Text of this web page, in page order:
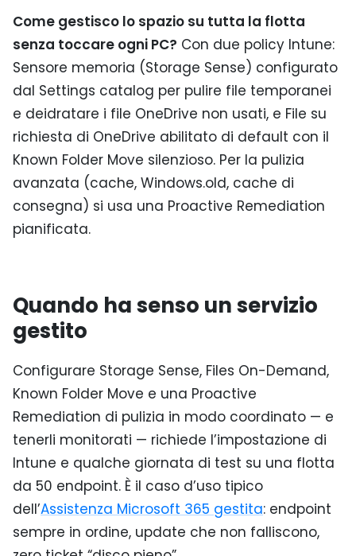
Come gestisco lo spazio su tutta la flotta
senza toccare ogni PC? Con due policy Intune:
Sensore memoria (Storage Sense) configurato
dal Settings catalog per pulire file temporanei
e deidratare i file OneDrive non usati, e File su
richiesta di OneDrive abilitato di default con il
Known Folder Move silenzioso. Per la pulizia
avanzata (cache, Windows.old, cache di
consegna) si usa una Proactive Remediation
pianificata.
Quando ha senso un servizio
gestito
Configurare Storage Sense, Files On-Demand,
Known Folder Move e una Proactive
Remediation di pulizia in modo coordinato — e
tenerli monitorati — richiede l’impostazione di
Intune e qualche giornata di test su una flotta
da 50 endpoint. È il caso d’uso tipico
dell’Assistenza Microsoft 365 gestita: endpoint
sempre in ordine, update che non falliscono,